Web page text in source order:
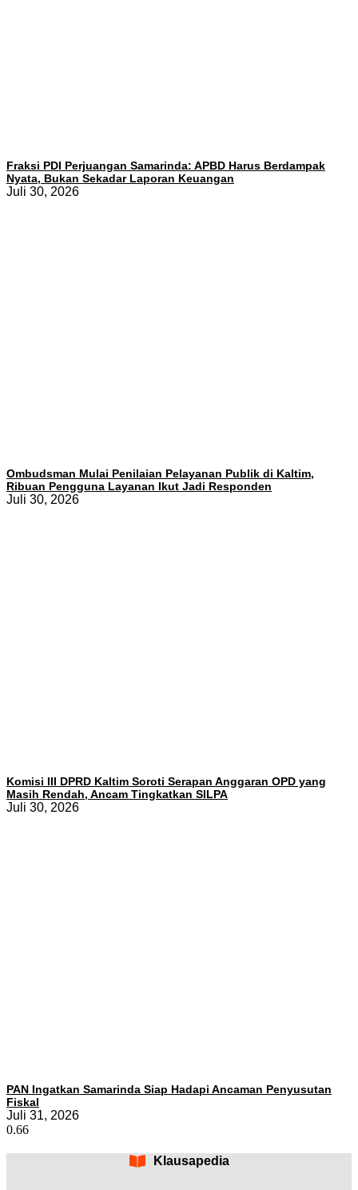
Fraksi PDI Perjuangan Samarinda: APBD Harus Berdampak
Nyata, Bukan Sekadar Laporan Keuangan
Juli 30, 2026
Ombudsman Mulai Penilaian Pelayanan Publik di Kaltim,
Ribuan Pengguna Layanan Ikut Jadi Responden
Juli 30, 2026
Komisi III DPRD Kaltim Soroti Serapan Anggaran OPD yang
Masih Rendah, Ancam Tingkatkan SILPA
Juli 30, 2026
PAN Ingatkan Samarinda Siap Hadapi Ancaman Penyusutan
Fiskal
Juli 31, 2026
Klausapedia